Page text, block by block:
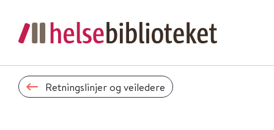
Retningslinjer og veiledere